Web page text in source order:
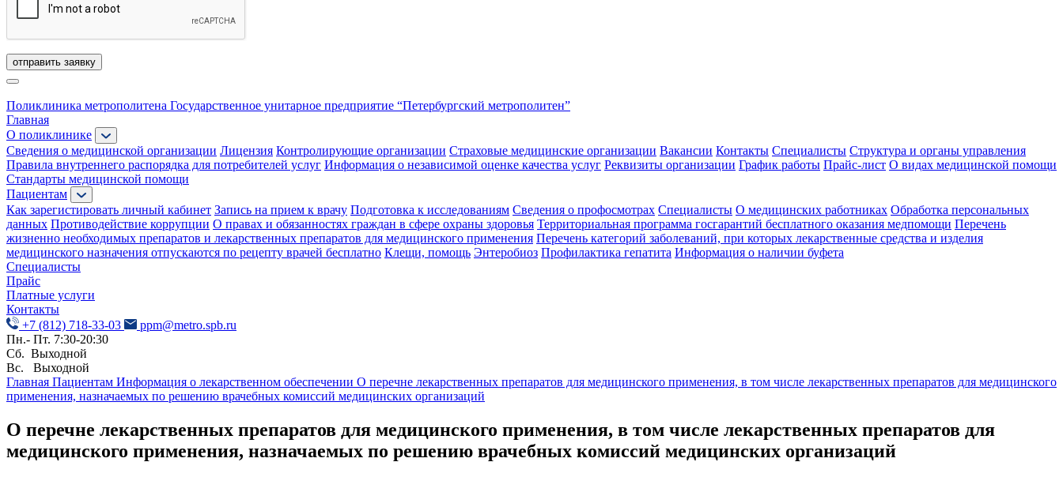
отправить заявку
Поликлиника метрополитена Государственное унитарное предприятие “Петербургский метрополитен”
Главная
О поликлинике
Сведения о медицинской организации Лицензия Контролирующие организации Страховые медицинские организации Вакансии Контакты Специалисты Структура и органы управления
Правила внутреннего распорядка для потребителей услуг Информация о независимой оценке качества услуг Реквизиты организации График работы Прайс-лист О видах медицинской помощи
Стандарты медицинской помощи
Пациентам
Как зарегистировать личный кабинет Запись на прием к врачу Подготовка к исследованиям Сведения о профосмотрах Специалисты О медицинских работниках Обработка персональных
данных Противодействие коррупции О правах и обязанностях граждан в сфере охраны здоровья Территориальная программа госгарантий бесплатного оказания медпомощи Перечень
жизненно необходимых препаратов и лекарственных препаратов для медицинского применения Перечень категорий заболеваний, при которых лекарственные средства и изделия
медицинского назначения отпускаются по рецепту врачей бесплатно Клещи, помощь Энтеробиоз Профилактика гепатита Информация о наличии буфета
Специалисты
Прайс
Платные услуги
Контакты
+7 (812) 718-33-03
ppm@metro.spb.ru
Пн.- Пт. 7:30-20:30
Сб. Выходной
Вс. Выходной
Главная Пациентам Информация о лекарственном обеспечении О перечне лекарственных препаратов для медицинского применения, в том числе лекарственных препаратов для медицинского
применения, назначаемых по решению врачебных комиссий медицинских организаций
О перечне лекарственных препаратов для медицинского применения, в том числе лекарственных препаратов для
медицинского применения, назначаемых по решению врачебных комиссий медицинских организаций